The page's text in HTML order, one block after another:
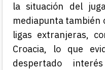
la situación del
mediapunta también
ligas extranjeras,
Croacia, lo que
despertado